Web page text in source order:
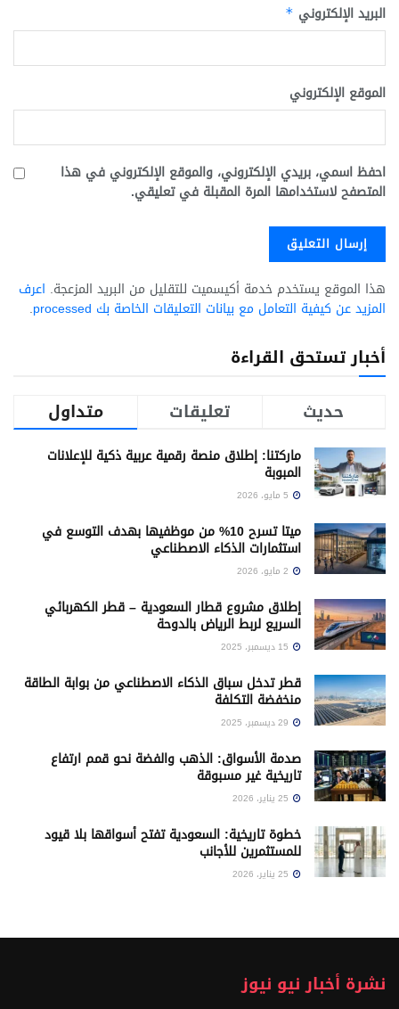
البريد الإلكتروني *
الموقع الإلكتروني
احفظ اسمي، بريدي الإلكتروني، والموقع الإلكتروني في هذا
المتصفح لاستخدامها المرة المقبلة في تعليقي.
هذا الموقع يستخدم خدمة أكيسميت للتقليل من البريد المزعجة. اعرف
المزيد عن كيفية التعامل مع بيانات التعليقات الخاصة بك processed
.
أخبار تستحق القراءة
متداول
تعليقات حديث
ماركتنا: إطلاق منصة رقمية عربية ذكية للإعلانات
المبوبة
ميتا تسرح 10% من موظفيها بهدف التوسع في
استثمارات الذكاء الاصطناعي
إطلاق مشروع قطار السعودية – قطر الكهربائي
السريع لربط الرياض بالدوحة
قطر تدخل سباق الذكاء الاصطناعي من بوابة الطاقة
منخفضة التكلفة
صدمة الأسواق: الذهب والفضة نحو قمم ارتفاع
تاريخية غير مسبوقة
خطوة تاريخية: السعودية تفتح أسواقها بلا قيود
للمستثمرين للأجانب
نشرة أخبار نيو نيوز